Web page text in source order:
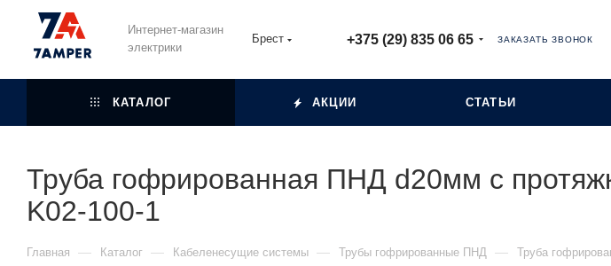
Интернет-магазин
электрики
Брест +375 (29) 835 06 65 ЗАКАЗАТЬ ЗВОНОК
КАТАЛОГ АКЦИИ СТАТЬИ
Труба гофрированная ПНД d20мм с
K02-100-1
Главная — Каталог — Кабеленесущие системы — Трубы гофрированные ПНД — Труба